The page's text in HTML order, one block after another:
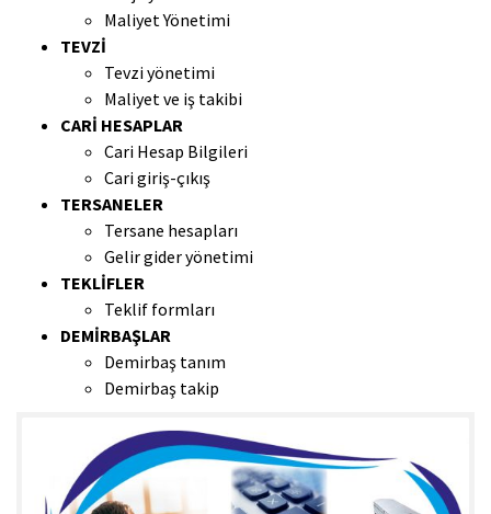
Maliyet Yönetimi
TEVZİ
Tevzi yönetimi
Maliyet ve iş takibi
CARİ HESAPLAR
Cari Hesap Bilgileri
Cari giriş-çıkış
TERSANELER
Tersane hesapları
Gelir gider yönetimi
TEKLİFLER
Teklif formları
DEMİRBAŞLAR
Demirbaş tanım
Demirbaş takip